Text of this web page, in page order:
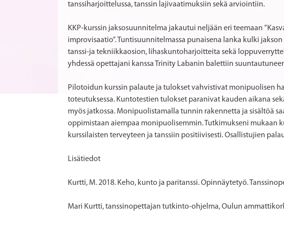
tanssiharjoittelussa, tanssin lajivaatimuksiin sekä arviointiin.
KKP-kurssin jaksosuunnitelma jakautui neljään eri teemaan
improvisaatio”. Tuntisuunnitelmassa punaisena lanka kulki
tanssi-ja tekniikkaosion, lihaskuntoharjoitteita sekä
yhdessä opettajani kanssa Trinity Labanin balettiin
Pilotoidun kurssin palaute ja tulokset vahvistivat monipuolisen
toteutuksessa. Kuntotestien tulokset paranivat kauden aikana
myös jatkossa. Monipuolistamalla tunnin rakennetta ja sisältöä
oppimistaan aiempaa monipuolisemmin. Tutkimukseni
kurssilaisten terveyteen ja tanssiin positiivisesti. Osallistujien
Lisätiedot
Kurtti, M. 2018. Keho, kunto ja paritanssi. Opinnäytetyö.
Mari Kurtti, tanssinopettajan tutkinto-ohjelma, Oulun